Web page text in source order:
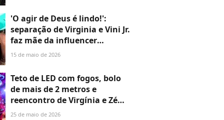
na web
'O agir de Deus é lindo!':
separação de Virginia e Vini Jr.
faz mãe da influencer
mandar indireta? Margareth
fim de namoro da filha
famosa
15 de maio de 2026
Teto de LED com fogos, bolo
de mais de 2 metros e
reencontro de Virgínia e Zé
Felipe: os detalhes da festa de
25 de maio de 2026